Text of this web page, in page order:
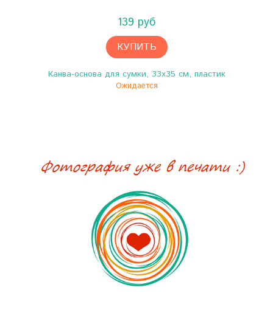
139 руб
КУПИТЬ
Канва-основа для сумки, 33х35 см, пластик
Ожидается